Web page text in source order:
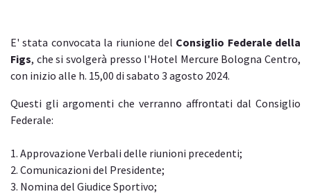
E' stata convocata la riunione del Consiglio Federale della
Figs, che si svolgerà presso l'Hotel Mercure Bologna Centro,
con inizio alle h. 15,00 di sabato 3 agosto 2024.
Questi gli argomenti che verranno affrontati dal Consiglio
Federale:
1. Approvazione Verbali delle riunioni precedenti;
2. Comunicazioni del Presidente;
3. Nomina del Giudice Sportivo;